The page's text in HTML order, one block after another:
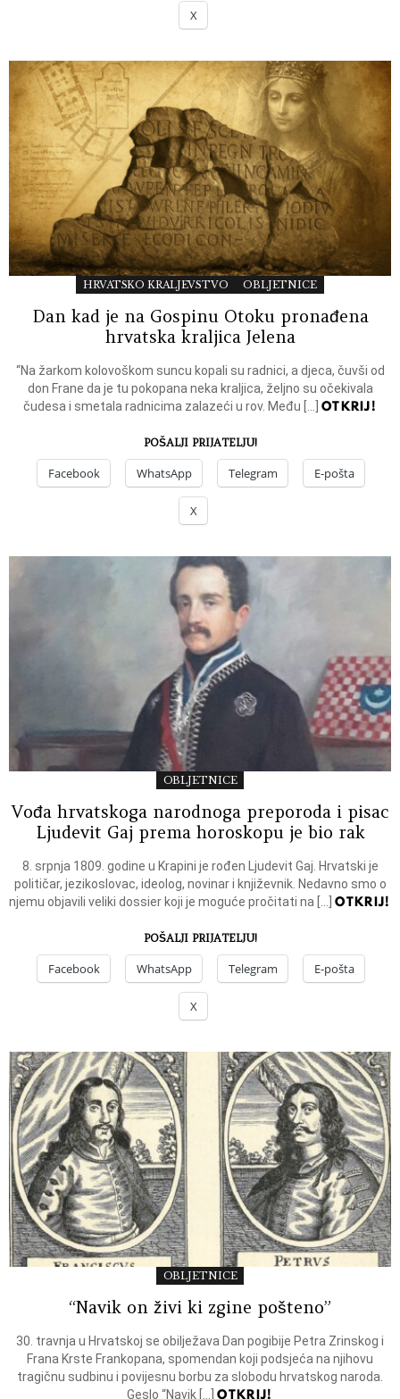
X
HRVATSKO KRALJEVSTVO OBLJETNICE
Dan kad je na Gospinu Otoku pronađena
hrvatska kraljica Jelena
“Na žarkom kolovoškom suncu kopali su radnici, a djeca, čuvši od
don Frane da je tu pokopana neka kraljica, željno su očekivala
čudesa i smetala radnicima zalazeći u rov. Među […] OTKRIJ!
POŠALJI PRIJATELJU!
Facebook WhatsApp Telegram E-pošta
X
OBLJETNICE
Vođa hrvatskoga narodnoga preporoda i pisac
Ljudevit Gaj prema horoskopu je bio rak
8. srpnja 1809. godine u Krapini je rođen Ljudevit Gaj. Hrvatski je
političar, jezikoslovac, ideolog, novinar i književnik. Nedavno smo o
njemu objavili veliki dossier koji je moguće pročitati na […]OTKRIJ!
POŠALJI PRIJATELJU!
Facebook WhatsApp Telegram E-pošta
X
OBLJETNICE
“Navik on živi ki zgine pošteno”
30. travnja u Hrvatskoj se obilježava Dan pogibije Petra Zrinskog i
Frana Krste Frankopana, spomendan koji podsjeća na njihovu
tragičnu sudbinu i povijesnu borbu za slobodu hrvatskog naroda.
Geslo “Navik […]OTKRIJ!